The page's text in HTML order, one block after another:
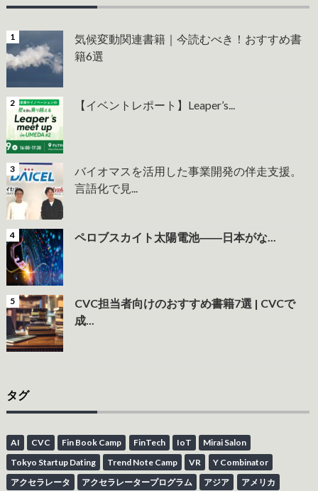
気候変動関連書籍｜今読むべき！おすすめ書
籍6選
【イベントレポート】Leaper’s...
バイオマスを活用した事業開発の伴走支援。
言語化で見...
ペロブスカイト太陽電池――日本がな...
CVC担当者向けのおすすめ書籍7選 | CVCで
成...
タグ
AI CVC Fin Book Camp FinTech IoT
Mirai Salon
Tokyo Startup Dating
Trend Note Camp VR
Y Combinator
アクセラレータ
アクセラレータープログラム アジア
アメリカ